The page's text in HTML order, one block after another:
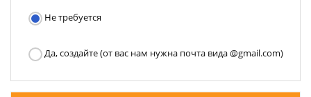
Не требуется
Да, создайте (от вас нам нужна почта вида @gmail.com)